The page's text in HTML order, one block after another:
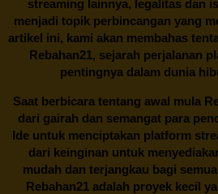
streaming lainnya, legalitas dan
menjadi topik perbincangan yang
artikel ini, kami akan membahas
Rebahan21, sejarah perjalanan
pentingnya dalam dunia
Saat berbicara tentang awal mula
dari gairah dan semangat para
Ide untuk menciptakan platform
dari keinginan untuk
mudah dan terjangkau bagi
Rebahan21 adalah proyek kecil